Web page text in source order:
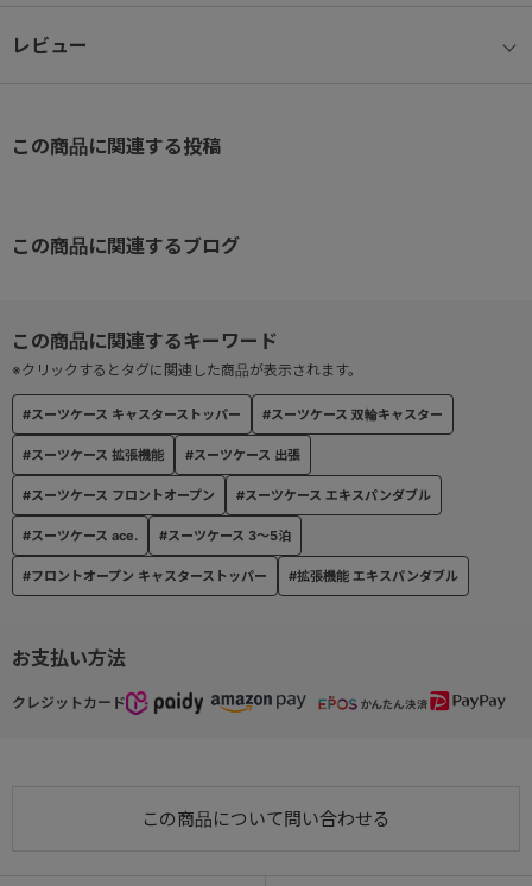
(HINOMOTO製)
電車内や傾斜で不意のスーツケースの走行を防ぐキャスターストッ
ーツケース。
● フロントオープン
小スペースで開閉できるフロントオープンが可能。
開閉した時の蓋側にはヘアアイロンや旅行のガイドブックの収納に
便利なファスナーポケット×２。
蓋側と本体をつなぐサイドのベルトはバックルで着脱可能。90度、
180度の開閉とシーンに合わせた開け閉めの使い分けが可能。
をしっかり収納したい時におすすめ。
開けた時に荷こぼれを防ぐ両面中仕切りタイプ。
上面と側面にピックアップハンドルを配置。階段の昇り降りには上
レビュー
お支払い方法
クレジットカード
この商品について問い合わせる
#スーツケース キャスターストッパー #スーツケース 双輪キャスター
#スーツケース 拡張機能 #スーツケース 出張
#スーツケース フロントオープン #スーツケース エキスパンダブル
#スーツケース ace. #スーツケース 3～5泊
#フロントオープン キャスターストッパー #拡張機能 エキスパンダブル
※クリックするとタグに関連した商品が表示されます。
この商品に関連する投稿
この商品に関連するブログ